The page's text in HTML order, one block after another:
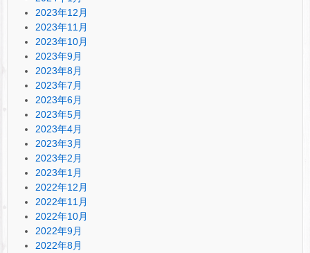
2023年12月
2023年11月
2023年10月
2023年9月
2023年8月
2023年7月
2023年6月
2023年5月
2023年4月
2023年3月
2023年2月
2023年1月
2022年12月
2022年11月
2022年10月
2022年9月
2022年8月